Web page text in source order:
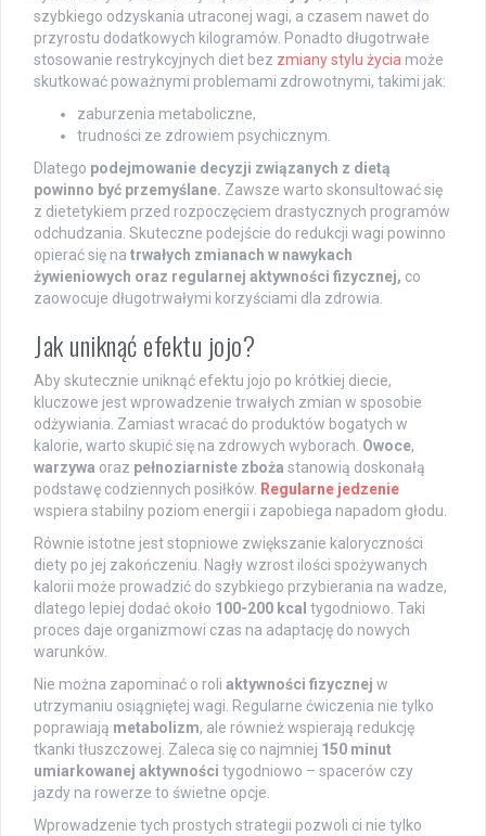
szybkiego odzyskania utraconej wagi, a czasem nawet do
przyrostu dodatkowych kilogramów. Ponadto długotrwałe
stosowanie restrykcyjnych diet bez zmiany stylu życia może
skutkować poważnymi problemami zdrowotnymi, takimi jak:
zaburzenia metaboliczne,
trudności ze zdrowiem psychicznym.
Dlatego podejmowanie decyzji związanych z dietą
powinno być przemyślane. Zawsze warto skonsultować się
z dietetykiem przed rozpoczęciem drastycznych programów
odchudzania. Skuteczne podejście do redukcji wagi powinno
opierać się na trwałych zmianach w nawykach
żywieniowych oraz regularnej aktywności fizycznej, co
zaowocuje długotrwałymi korzyściami dla zdrowia.
Jak uniknąć efektu jojo?
Aby skutecznie uniknąć efektu jojo po krótkiej diecie,
kluczowe jest wprowadzenie trwałych zmian w sposobie
odżywiania. Zamiast wracać do produktów bogatych w
kalorie, warto skupić się na zdrowych wyborach. Owoce,
warzywa oraz pełnoziarniste zboża stanowią doskonałą
podstawę codziennych posiłków. Regularne jedzenie
wspiera stabilny poziom energii i zapobiega napadom głodu.
Równie istotne jest stopniowe zwiększanie kaloryczności
diety po jej zakończeniu. Nagły wzrost ilości spożywanych
kalorii może prowadzić do szybkiego przybierania na wadze,
dlatego lepiej dodać około 100-200 kcal tygodniowo. Taki
proces daje organizmowi czas na adaptację do nowych
warunków.
Nie można zapominać o roli aktywności fizycznej w
utrzymaniu osiągniętej wagi. Regularne ćwiczenia nie tylko
poprawiają metabolizm, ale również wspierają redukcję
tkanki tłuszczowej. Zaleca się co najmniej 150 minut
umiarkowanej aktywności tygodniowo – spacerów czy
jazdy na rowerze to świetne opcje.
Wprowadzenie tych prostych strategii pozwoli ci nie tylko